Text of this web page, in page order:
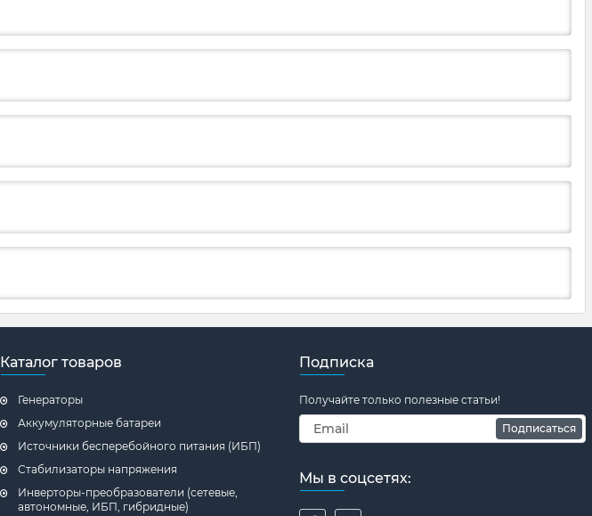
Каталог товаров
Генераторы
Аккумуляторные батареи
Источники бесперебойного питания (ИБП)
Стабилизаторы напряжения
Инверторы-преобразователи (сетевые,
автономные, ИБП, гибридные)
Подписка
Получайте только полезные статьи!
Подписаться
Мы в соцсетях: